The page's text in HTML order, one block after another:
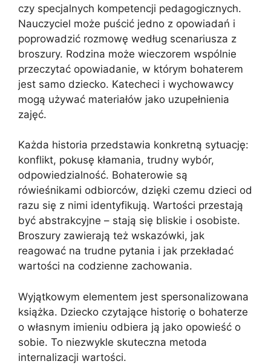
czy specjalnych kompetencji pedagogicznych.
Nauczyciel może puścić jedno z opowiadań i
poprowadzić rozmowę według scenariusza z
broszury. Rodzina może wieczorem wspólnie
przeczytać opowiadanie, w którym bohaterem
jest samo dziecko. Katecheci i wychowawcy
mogą używać materiałów jako uzupełnienia
zajęć.
Każda historia przedstawia konkretną sytuację:
konflikt, pokusę kłamania, trudny wybór,
odpowiedzialność. Bohaterowie są
rówieśnikami odbiorców, dzięki czemu dzieci od
razu się z nimi identyfikują. Wartości przestają
być abstrakcyjne – stają się bliskie i osobiste.
Broszury zawierają też wskazówki, jak
reagować na trudne pytania i jak przekładać
wartości na codzienne zachowania.
Wyjątkowym elementem jest spersonalizowana
książka. Dziecko czytające historię o bohaterze
o własnym imieniu odbiera ją jako opowieść o
sobie. To niezwykle skuteczna metoda
internalizacji wartości.